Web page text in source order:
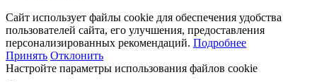
Сайт использует файлы cookie для обеспечения удобства
пользователей сайта, его улучшения, предоставления
персонализированных рекомендаций. Подробнее
Принять Отклонить
Настройте параметры использования файлов cookie